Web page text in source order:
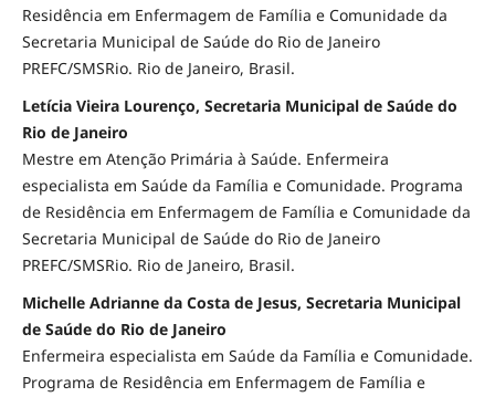
Residência em Enfermagem de Família e Comunidade da
Secretaria Municipal de Saúde do Rio de Janeiro
PREFC/SMSRio. Rio de Janeiro, Brasil.
Letícia Vieira Lourenço, Secretaria Municipal de Saúde do
Rio de Janeiro
Mestre em Atenção Primária à Saúde. Enfermeira
especialista em Saúde da Família e Comunidade. Programa
de Residência em Enfermagem de Família e Comunidade da
Secretaria Municipal de Saúde do Rio de Janeiro
PREFC/SMSRio. Rio de Janeiro, Brasil.
Michelle Adrianne da Costa de Jesus, Secretaria Municipal
de Saúde do Rio de Janeiro
Enfermeira especialista em Saúde da Família e Comunidade.
Programa de Residência em Enfermagem de Família e